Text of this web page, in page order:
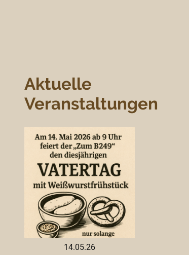
Aktuelle
Veranstaltungen
14.05.26